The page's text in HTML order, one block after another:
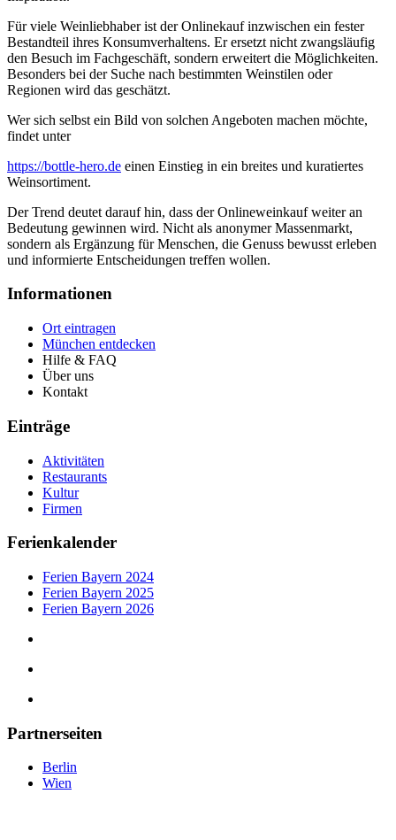
Für viele Weinliebhaber ist der Onlinekauf inzwischen ein fester
Bestandteil ihres Konsumverhaltens. Er ersetzt nicht zwangsläufig
den Besuch im Fachgeschäft, sondern erweitert die Möglichkeiten.
Besonders bei der Suche nach bestimmten Weinstilen oder
Regionen wird das geschätzt.
Wer sich selbst ein Bild von solchen Angeboten machen möchte,
findet unter
https://bottle-hero.de einen Einstieg in ein breites und kuratiertes
Weinsortiment.
Der Trend deutet darauf hin, dass der Onlineweinkauf weiter an
Bedeutung gewinnen wird. Nicht als anonymer Massenmarkt,
sondern als Ergänzung für Menschen, die Genuss bewusst erleben
und informierte Entscheidungen treffen wollen.
Informationen
Ort eintragen
München entdecken
Hilfe & FAQ
Über uns
Kontakt
Einträge
Aktivitäten
Restaurants
Kultur
Firmen
Ferienkalender
Ferien Bayern 2024
Ferien Bayern 2025
Ferien Bayern 2026
Partnerseiten
Berlin
Wien